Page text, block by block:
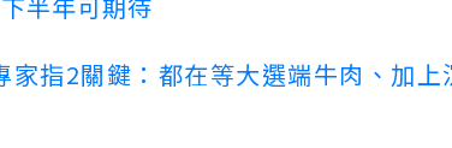
指2關鍵：都在等大選端牛肉、加上